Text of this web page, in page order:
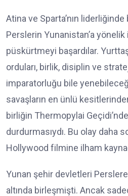
Atina ve Sparta’nın
Perslerin Yunanistan’a yönelik
püskürtmeyi başardılar.
orduları, birlik, disiplin ve
imparatorluğu bile
savaşların en ünlü
birliğin Thermopylai
durdurmasıydı. Bu olay daha
Hollywood filmine ilham
Yunan şehir devletleri
altında birleşmişti. Ancak